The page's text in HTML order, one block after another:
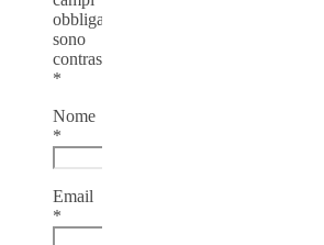
obbligatori
sono
contrassegnati
*
Nome
*
Email
*